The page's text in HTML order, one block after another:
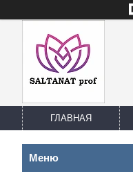
ГЛАВНАЯ